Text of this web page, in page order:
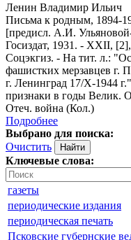
Ленин Владимир Ильич
Письма к родным, 1894-
[предисл. А.И.
Госиздат, 1931. - XXII,
Соцэкгиз. - На тит. л.:
фашистких мерзавцев г.
г. Ленинград 17/X-1944
признаки в годы
Отеч. война (Кол.)
Подробнее
Выбрано для поиска:
Очистить
Ключевые слова:
газеты
периодические издания
периодическая печать
Псковские губернские